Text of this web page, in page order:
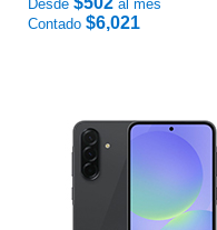
Desde
al mes
Contado $6,021